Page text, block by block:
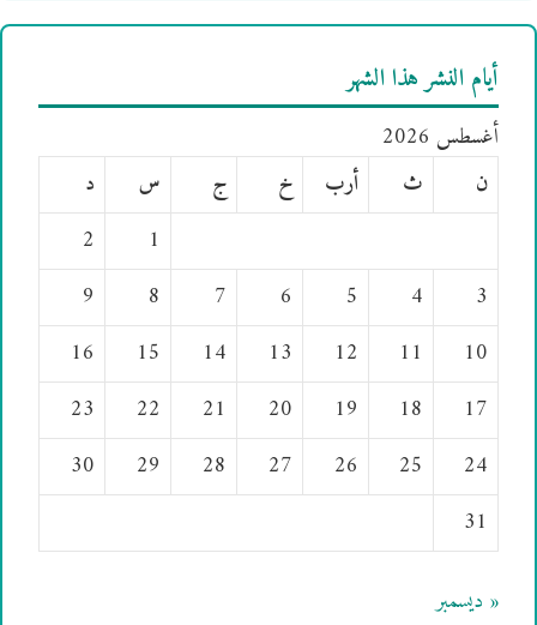
أيام النشر هذا الشهر
أغسطس 2026
ن
ث أرب خ ج س
د
1
2
3
4
5
6
7
8
9
10
11
12
13
14
15
16
17
18
19
20
21
22
23
24
25
26
27
28
29
30
31
« ديسمبر